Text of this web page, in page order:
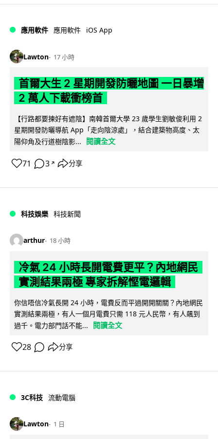
應用軟件 應用軟件 iOS App
Lawton 17 小時
首爾大生 2 星期開發防曬地圖 一日暴增
2 萬人下載衝榜首
【行路都要揀好有遮陰】南韓首爾大學 23 歲學生劉敏俊利用 2
星期開發防曬導航 App「走向陰涼處」，結合建築物高度、太
陽仰角及行道樹陰影...
閱讀全文
71 3 ↗ 分享
科技娛樂 科技新聞
arthur 18 小時
冷氣 24 小時長開電費更平？內地網民
實測結果兩極 專家拆解慳電邏輯
你信唔信冷氣長開 24 小時，電費反而平過開開關關？內地網民
實測結果兩極，有人一個月電費只需 118 元人民幣，有人飆到
過千。電力部門話不能...
閱讀全文
28 分享
3C科技 流動電腦
Lawton 1 日